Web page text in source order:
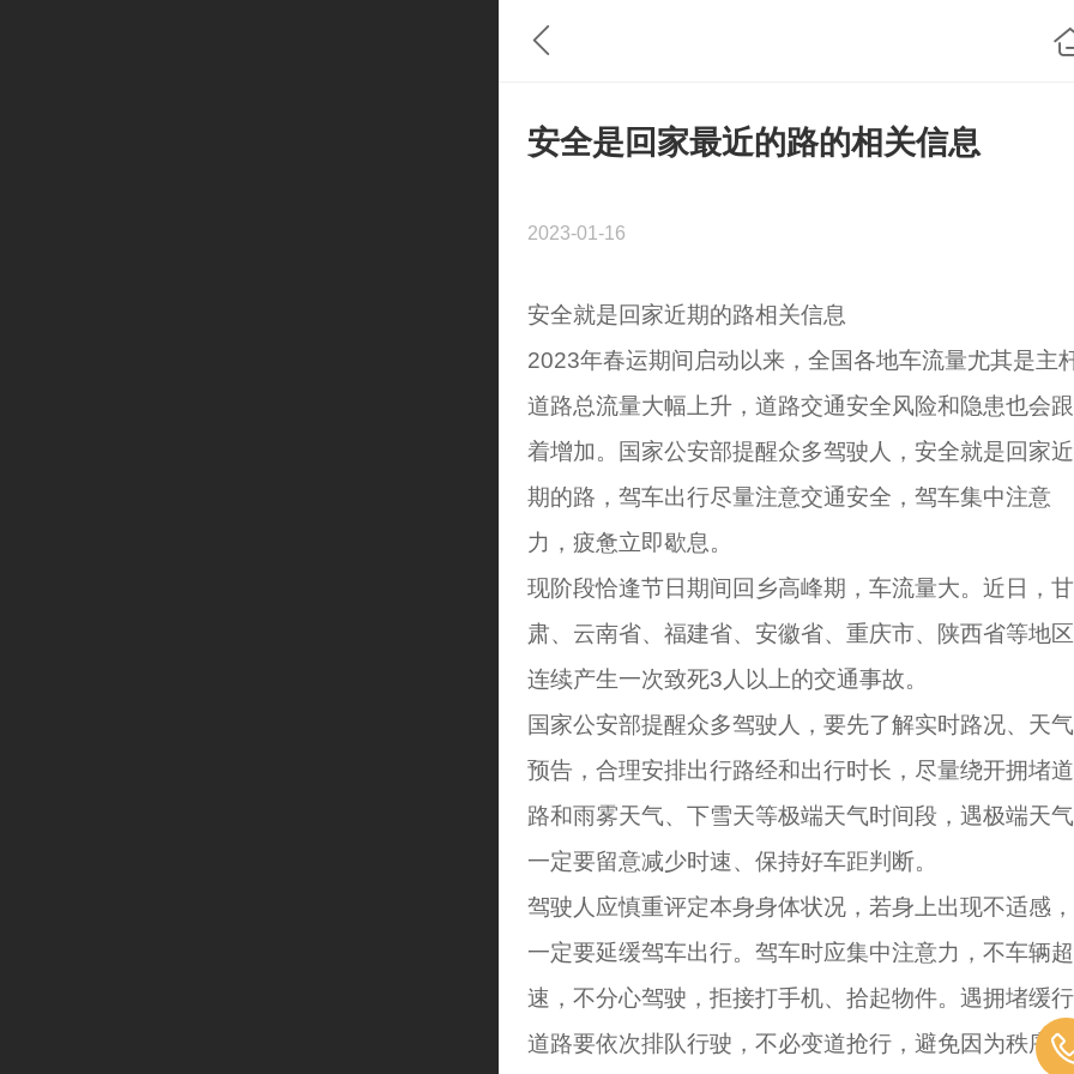
安全是回家最近的路的相关信息
2023-01-16
安全就是回家近期的路相关信息
2023年春运期间启动以来，全国各地车流量尤其是主
道路总流量大幅上升，道路交通安全风险和隐患也会跟
着增加。国家公安部提醒众多驾驶人，安全就是回家近
期的路，驾车出行尽量注意交通安全，驾车集中注意
力，疲惫立即歇息。
现阶段恰逢节日期间回乡高峰期，车流量大。近日，甘
肃、云南省、福建省、安徽省、重庆市、陕西省等地区
连续产生一次致死3人以上的交通事故。
国家公安部提醒众多驾驶人，要先了解实时路况、天气
预告，合理安排出行路经和出行时长，尽量绕开拥堵道
路和雨雾天气、下雪天等极端天气时间段，遇极端天气
一定要留意减少时速、保持好车距判断。
驾驶人应慎重评定本身身体状况，若身上出现不适感，
一定要延缓驾车出行。驾车时应集中注意力，不车辆超
速，不分心驾驶，拒接打手机、拾起物件。遇拥堵缓行
道路要依次排队行驶，不必变道抢行，避免因为秩序混